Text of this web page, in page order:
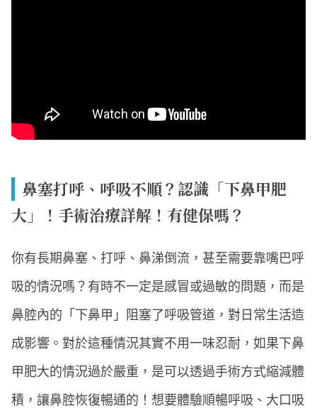
鼻塞打呼、呼吸不順？認識「下鼻甲肥
大」！手術治療詳解！有健保嗎？
你有長期鼻塞、打呼、鼻涕倒流，甚至需要靠嘴巴呼
吸的情況嗎？有時不一定是感冒或過敏的問題，而是
鼻腔內的「下鼻甲」阻塞了呼吸管道，對日常生活造
成影響。對於這種情況其實不用一味忍耐，如果下鼻
甲肥大的情況過於嚴重，是可以透過手術方式縮減體
積，讓鼻腔恢復暢通的！想要體驗順暢呼吸、大口吸